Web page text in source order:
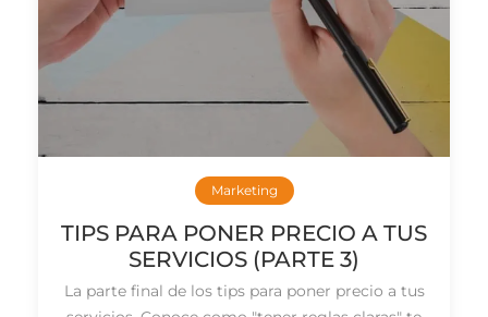
Marketing
TIPS PARA PONER PRECIO A TUS
SERVICIOS (PARTE 3)
La parte final de los tips para poner precio a tus